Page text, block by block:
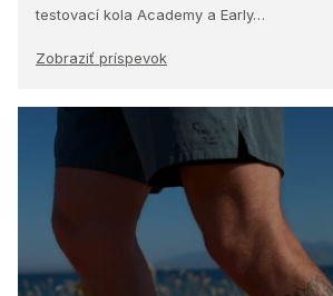
testovací kola Academy a Early…
Zobraziť príspevok